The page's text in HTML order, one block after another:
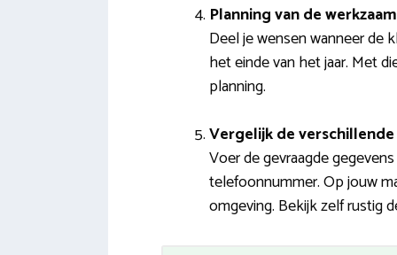
Planning van de
Deel je wensen wanneer de
het einde van het jaar. Met
planning.
Vergelijk de
Voer de gevraagde
telefoonnummer. Op jouw
omgeving. Bekijk zelf rustig